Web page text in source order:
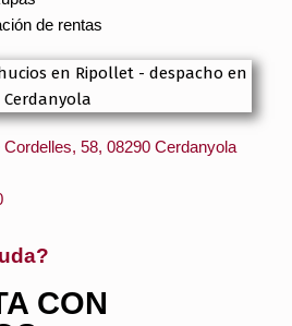
de rentas
58, 08290 Cerdanyola
CON